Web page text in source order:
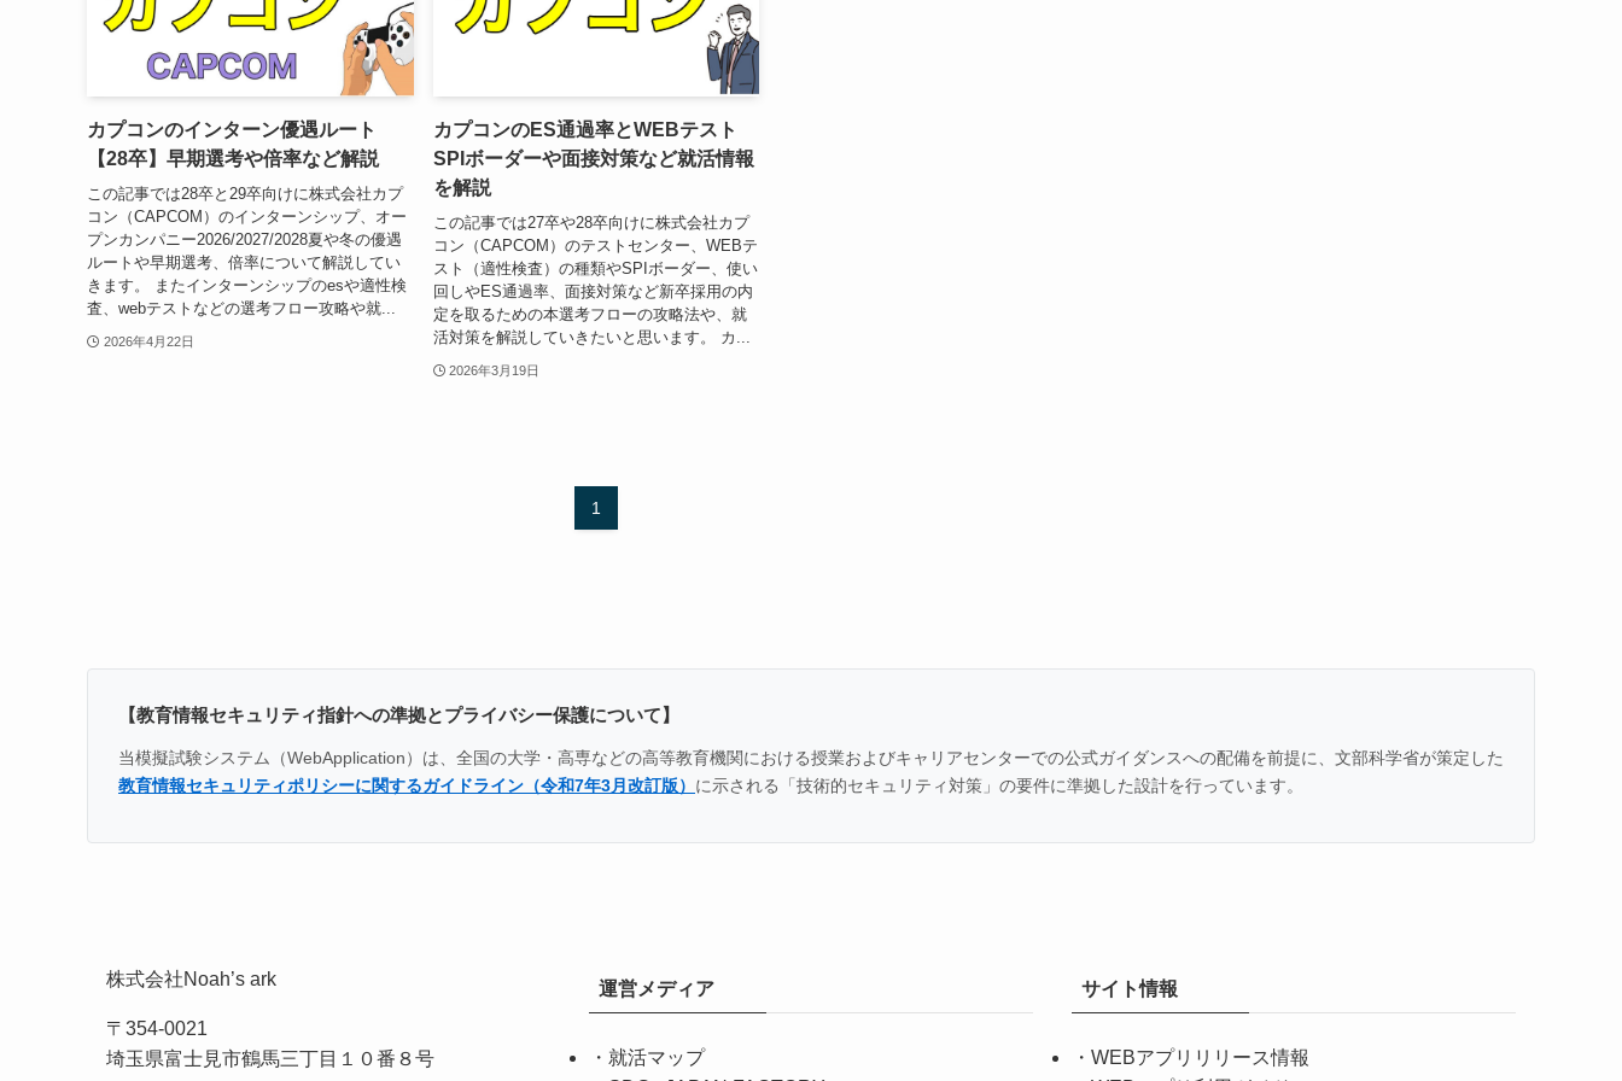
カプコンのインターン優遇ルート
【28卒】早期選考や倍率など解説
この記事では28卒と29卒向けに株式会社カプ
コン（CAPCOM）のインターンシップ、オー
プンカンパニー2026/2027/2028夏や冬の優遇
ルートや早期選考、倍率について解説してい
きます。 またインターンシップのesや適性検
査、webテストなどの選考フロー攻略や就...
2026年4月22日
カプコンのES通過率とWEBテスト
SPIボーダーや面接対策など就活情報
を解説
この記事では27卒や28卒向けに株式会社カプ
コン（CAPCOM）のテストセンター、WEBテ
スト（適性検査）の種類やSPIボーダー、使い
回しやES通過率、面接対策など新卒採用の内
定を取るための本選考フローの攻略法や、就
活対策を解説していきたいと思います。 カ...
2026年3月19日
1
【教育情報セキュリティ指針への準拠とプライバシー保護について】
当模擬試験システム（WebApplication）は、全国の大学・高専などの高等教育機関における授業およびキャリアセンターでの公式ガイダンスへの配備を前提に、文部科学省が策定した
教育情報セキュリティポリシーに関するガイドライン（令和7年3月改訂版） に示される「技術的セキュリティ対策」の要件に準拠した設計を行っています。
株式会社Noah’s ark
〒354-0021
埼玉県富士見市鶴馬三丁目１０番８号
運営メディア
・ 就活マップ
サイト情報
・ WEBアプリリリース情報